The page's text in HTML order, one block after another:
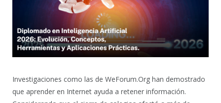
Investigaciones como las de WeForum.Org han demostrado
que aprender en Internet ayuda a retener información.